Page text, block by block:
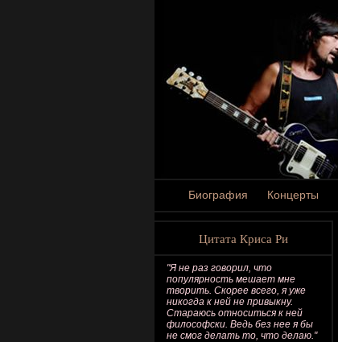
Биография Концерты
Цитата Криса Ри
"Я не раз говорил, что
популярность мешает мне
творить. Скорее всего, я уже
никогда к ней не привыкну.
Стараюсь относиться к ней
философски. Ведь без нее я бы
не смог делать то, что делаю."